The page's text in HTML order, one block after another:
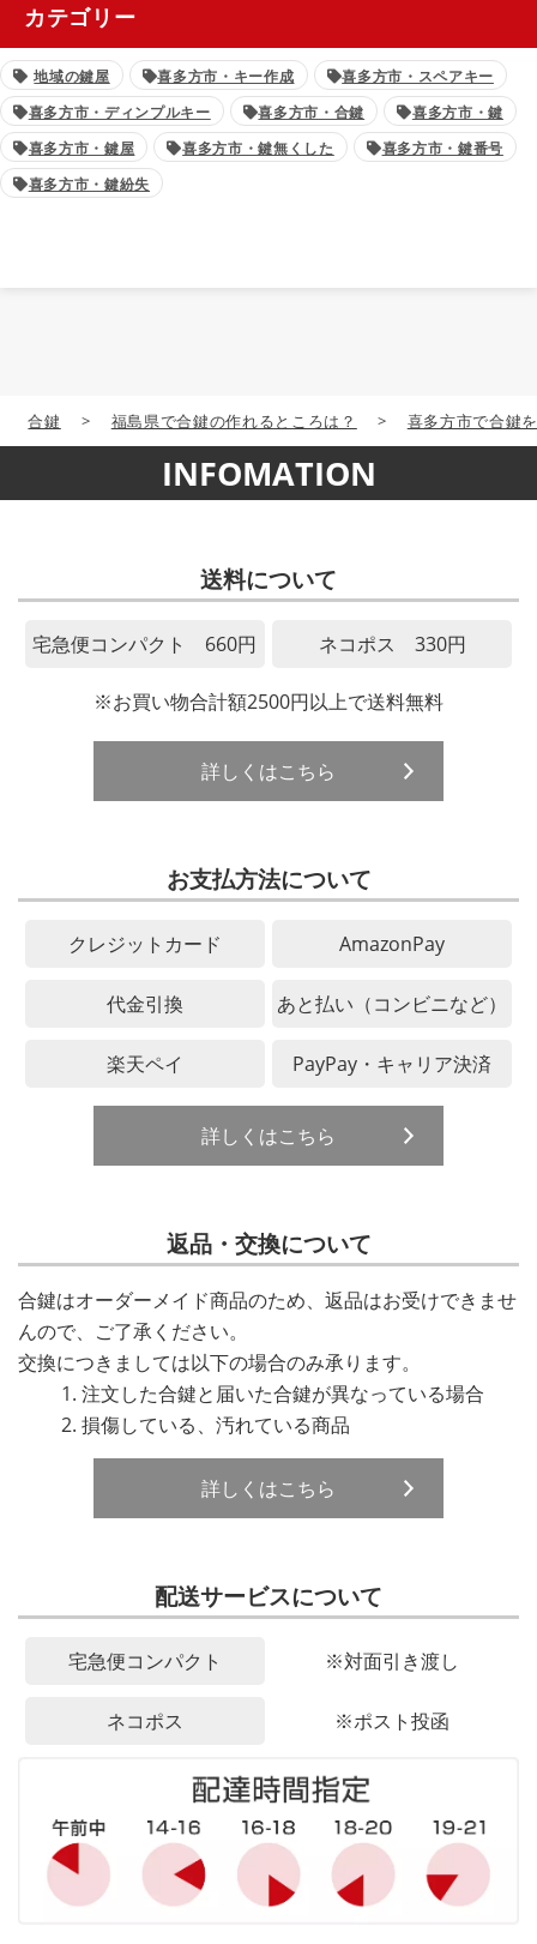
カテゴリー
地域の鍵屋 喜多方市・キー作成
喜多方市・スペアキー
喜多方市・ディンプルキー
喜多方市・合鍵
喜多方市・鍵
喜多方市・鍵屋
喜多方市・鍵無くした
喜多方市・鍵番号
喜多方市・鍵紛失
合鍵 > 福島県で合鍵の作れるところは？ > 喜多方市で合鍵
INFOMATION
送料について
宅急便コンパクト 660円 ネコポス 330円
※お買い物合計額2500円以上で送料無料
詳しくはこちら
お支払方法について
クレジットカード AmazonPay
代金引換 あと払い（コンビニなど）
楽天ペイ PayPay・キャリア決済
詳しくはこちら
返品・交換について
合鍵はオーダーメイド商品のため、返品はお受けできませ
んので、ご了承ください。
交換につきましては以下の場合のみ承ります。
注文した合鍵と届いた合鍵が異なっている場合
損傷している、汚れている商品
詳しくはこちら
配送サービスについて
宅急便コンパクト ※対面引き渡し
ネコポス ※ポスト投函